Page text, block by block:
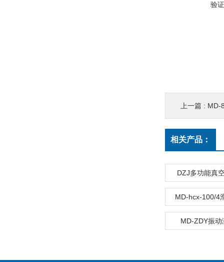
验
上一篇 : MD-
相关产品：
DZJ多功能真
MD-hcx-100/4
MD-ZDY振动